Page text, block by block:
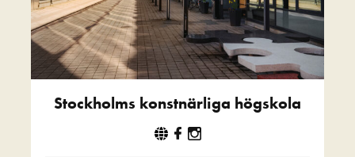
Stockholms konstnärliga högskola